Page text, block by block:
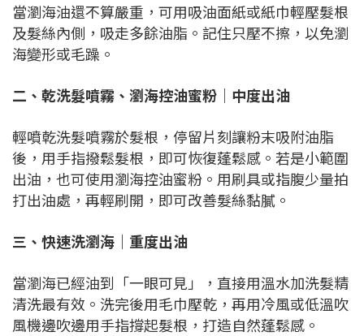
當瀏海油還不算嚴重，可用吸油面紙或紙巾輕壓髮根
及髮絲內側，吸走多餘油脂。記住只壓不擦，以免瀏
海變形或毛躁。
二、乾洗髮噴霧、瀏海控油蜜粉｜中度出油
輕噴乾洗髮噴霧於髮根，停留片刻讓粉末吸附油脂
後，用手指撥鬆髮根，即可恢復蓬鬆感。若是小範圍
出油，也可使用瀏海控油蜜粉。用刷具或指腹少量拍
打出油處，再輕刷開，即可改善髮絲黏膩。
三、快速洗瀏海｜重度出油
當瀏海已經油到「一眼可見」，直接用溫水加洗髮精
清洗最有效。洗完後用毛巾壓乾，再用冷風或低溫吹
風機邊吹邊用手指撐起髮根，打造自然蓬鬆感。